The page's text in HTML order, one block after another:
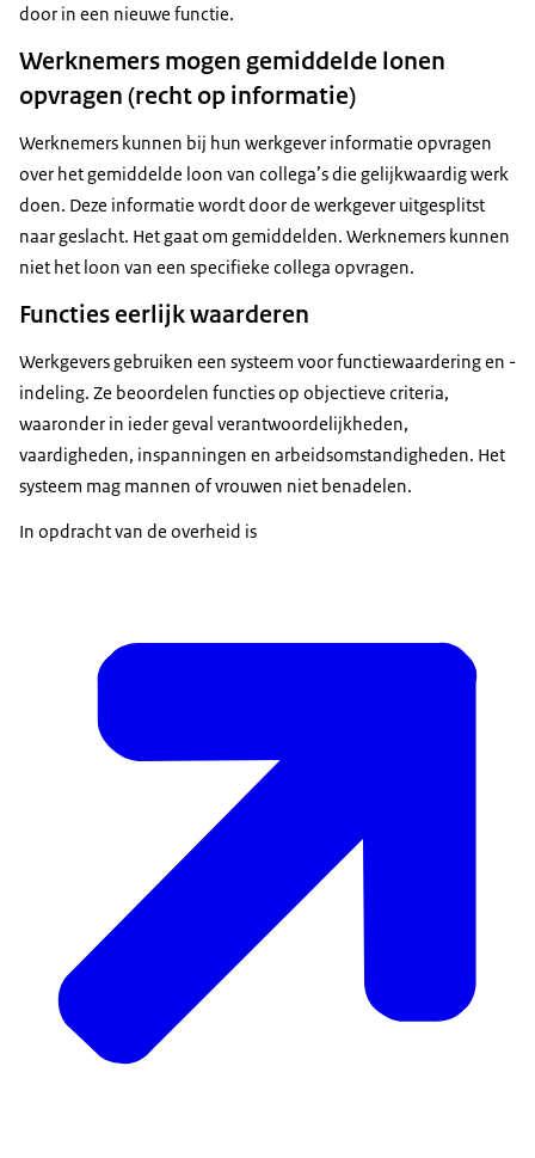
door in een nieuwe functie.
Werknemers mogen gemiddelde lonen
opvragen (recht op informatie)
Werknemers kunnen bij hun werkgever informatie opvragen
over het gemiddelde loon van collega’s die gelijkwaardig werk
doen. Deze informatie wordt door de werkgever uitgesplitst
naar geslacht. Het gaat om gemiddelden. Werknemers kunnen
niet het loon van een specifieke collega opvragen.
Functies eerlijk waarderen
Werkgevers gebruiken een systeem voor functiewaardering en -
indeling. Ze beoordelen functies op objectieve criteria,
waaronder in ieder geval verantwoordelijkheden,
vaardigheden, inspanningen en arbeidsomstandigheden. Het
systeem mag mannen of vrouwen niet benadelen.
In opdracht van de overheid is